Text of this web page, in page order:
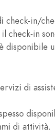
check-in/
check-in
disponibile
di
di attività.